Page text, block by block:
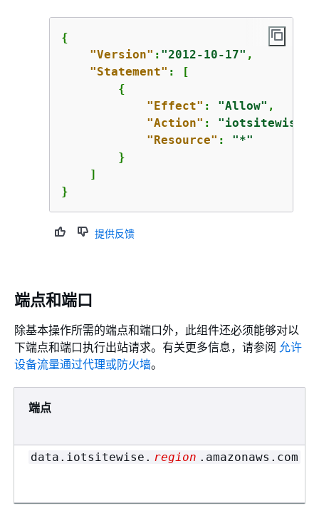
{
"Version" : "2012-10-17" ,
"Statement" : [
{
"Effect" : "Allow" ,
"Action" :
"Resource" : "*"
        }
    ]
}
提供反馈
端点和端口
除基本操作所需的端点和端口外，此组件还必须能够对以
下端点和端口执行出站请求。有关更多信息，请参阅 允许
设备流量通过代理或防火墙。
端点
data.iotsitewise. region .amazonaws.com